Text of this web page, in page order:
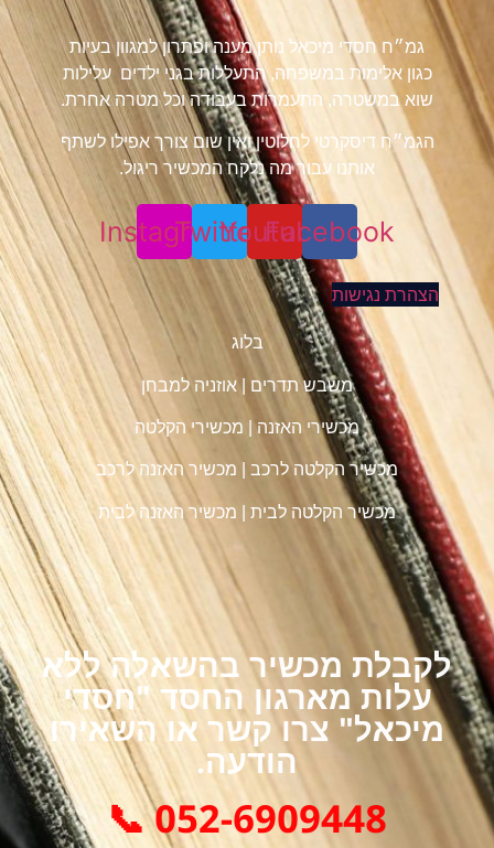
גמ״ח חסדי מיכאל נותן מענה ופתרון למגוון בעיות
כגון אלימות במשפחה, התעללות בגני ילדים עלילות
שוא במשטרה, התעמרות בעבודה וכל מטרה אחרת.
הגמ״ח דיסקרטי לחלוטין ואין שום צורך אפילו לשתף
אותנו עבור מה נלקח המכשיר ריגול.
Facebook
Youtube
Twitter
Instagram
הצהרת נגישות
בלוג
משבש תדרים |אוזניה למבחן
מכשירי האזנה| מכשירי הקלטה
מכשיר הקלטה לרכב מכשיר האזנה לרכב
מכשיר הקלטה לבית מכשיר האזנה לבית
לקבלת מכשיר בהשאלה ללא
עלות מארגון החסד "חסדי
מיכאל" צרו קשר או השאירו
הודעה.
052-6909448 📞